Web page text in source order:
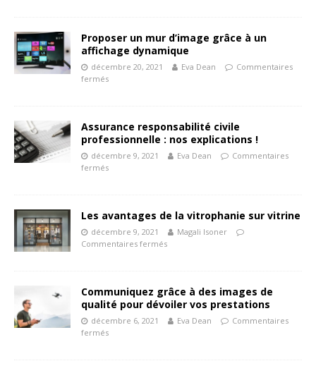
Proposer un mur d’image grâce à un
affichage dynamique
décembre 20, 2021 Eva Dean
Commentaires
fermés
Assurance responsabilité civile
professionnelle : nos explications !
décembre 9, 2021 Eva Dean
Commentaires
fermés
Les avantages de la vitrophanie sur vitrine
décembre 9, 2021
Magali Isoner
Commentaires fermés
Communiquez grâce à des images de
qualité pour dévoiler vos prestations
décembre 6, 2021 Eva Dean
Commentaires
fermés